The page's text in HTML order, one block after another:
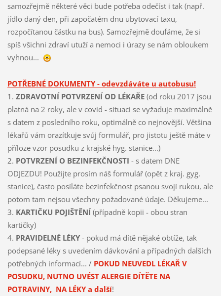
samozřejmě některé věci bude potřeba odečíst i tak (např.
jídlo daný den, při započatém dnu ubytovací taxu,
rozpočítanou částku na bus). Samozřejmě doufáme, že si
spíš všichni zdraví utuží a nemoci i úrazy se nám obloukem
vyhnou...
POTŘEBNÉ DOKUMENTY - odevzdáváte u autobusu!
1. ZDRAVOTNÍ POTVRZENÍ OD LÉKAŘE(od roku 2017 jsou
platná na 2 roky, ale v covid - situaci se vyžaduje maximálně
s datem z posledního roku, optimálně co nejnovější. Většina
lékařů vám orazítkuje svůj formulář, pro jistotu ještě máte v
příloze vzor posudku z krajské hyg. stanice...)
2. POTVRZENÍ O BEZINFEKČNOSTI - s datem DNE
ODJEZDU! Použijte prosím náš formulář (opět z kraj. gyg.
stanice), často posíláte bezinfekčnost psanou svojí rukou, ale
potom tam nejsou všechny požadované údaje. Děkujeme...
3. KARTIČKU POJIŠTĚNÍ (případně kopii - obou stran
kartičky)
4. PRAVIDELNÉ LÉKY- pokud má dítě nějaké obtíže, tak
podepsané léky s uvedením dávkování a případných dalších
potřebných informací... / POKUD NEUVEDL LÉKAŘ V
POSUDKU, NUTNO UVÉST ALERGIE DÍTĚTE NA
POTRAVINY, NA LÉKY a další!